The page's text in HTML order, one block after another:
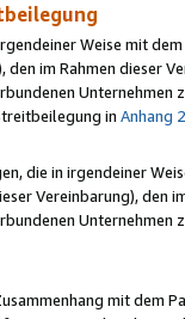
Weise mit
im Rahmen dieser
in Anhang 2
die in irgendeiner
Vereinbarung), den
mit dem